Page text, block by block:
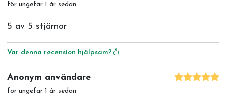
för ungefär 1 år sedan
5 av 5 stjärnor
Var denna recension hjälpsam?
Anonym användare
för ungefär 1 år sedan